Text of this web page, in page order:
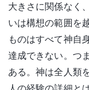
大きさに関係なく
いは構想の範囲を
ものはすべて神自
達成できない。つ
ある。神は全人類